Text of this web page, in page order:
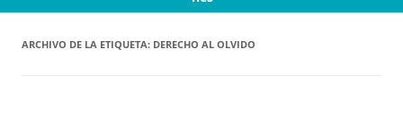
ARCHIVO DE LA ETIQUETA: DERECHO AL OLVIDO